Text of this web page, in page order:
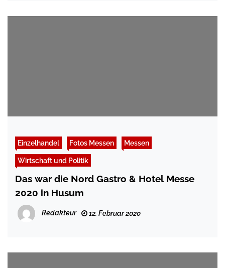
Einzelhandel Fotos Messen Messen
Wirtschaft und Politik
Das war die Nord Gastro & Hotel Messe
2020 in Husum
Redakteur 12. Februar 2020